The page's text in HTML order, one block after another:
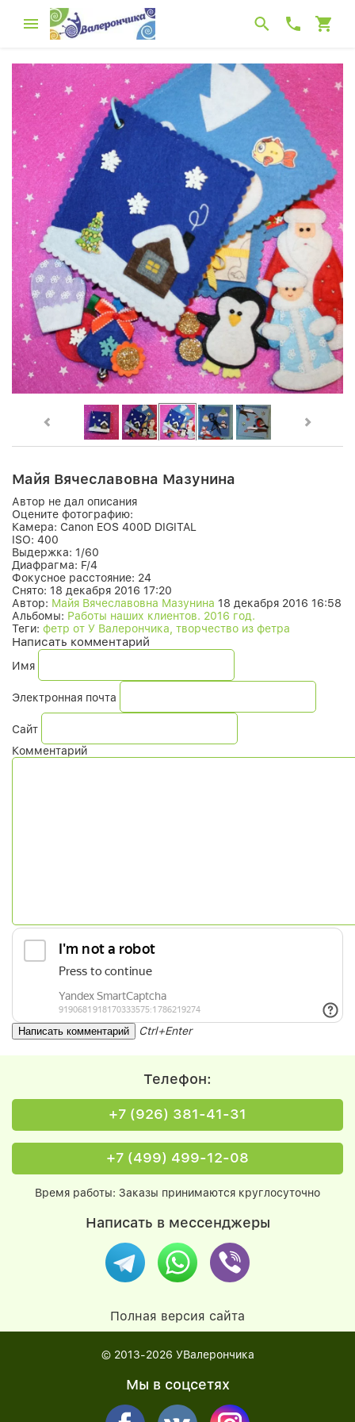
Майя Вячеславовна Мазунина
Автор не дал описания
Оцените фотографию:
Камера: Canon EOS 400D DIGITAL
ISO: 400
Выдержка: 1/60
Диафрагма: F/4
Фокусное расстояние: 24
Снято: 18 декабря 2016 17:20
Автор: Майя Вячеславовна Мазунина 18 декабря 2016 16:58
Альбомы: Работы наших клиентов. 2016 год.
Теги: фетр от У Валерончика, творчество из фетра
Написать комментарий
Имя
Электронная почта
Сайт
Комментарий
Ctrl+Enter
Телефон:
+7 (926) 381-41-31
+7 (499) 499-12-08
Время работы: Заказы принимаются круглосуточно
Написать в мессенджеры
Полная версия сайта
© 2013-2026 УВалерончика
Мы в соцсетях